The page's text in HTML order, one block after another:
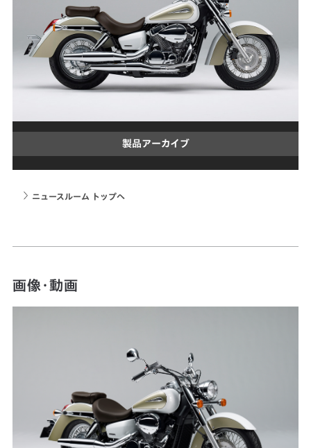
製品アーカイブ
ニュースルーム トップへ
画像・動画